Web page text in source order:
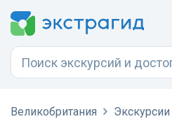
Великобритания